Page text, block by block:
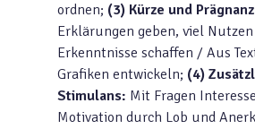
ordnen; (3) Kürze und
Erklärungen geben, viel
Erkenntnisse schaffen / Aus
Grafiken entwickeln; (4)
Stimulans: Mit Fragen
Motivation durch Lob und